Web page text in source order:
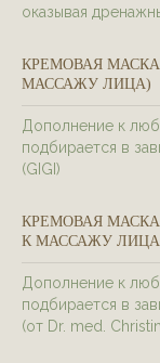
оказывая
КРЕМОВАЯ
МАССАЖУ ЛИЦА)
Дополнение к
подбирается в
(GIGI)
КРЕМОВАЯ МАСКА
К МАССАЖУ
Дополнение к
подбирается в
(от Dr. med.